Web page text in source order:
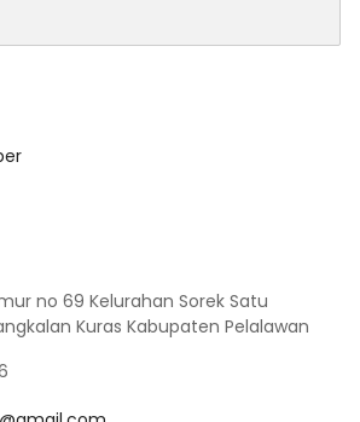
no 69 Kelurahan Sorek Satu
Kuras Kabupaten Pelalawan